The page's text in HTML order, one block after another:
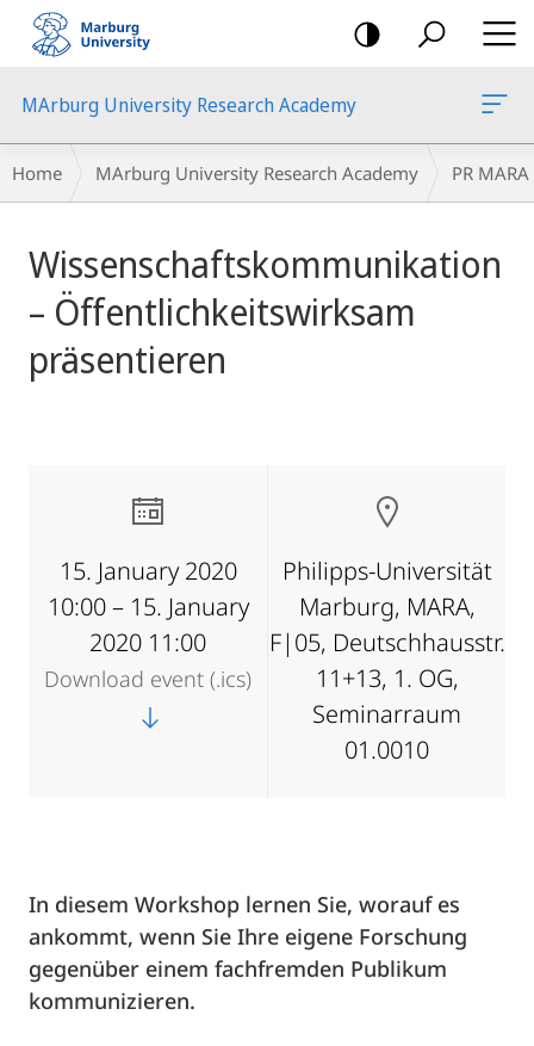
mobile
navigation
MArburg University Research Academy
Breadcrumb-
Navigation
Home MArburg University Research Academy PR MARA
content
Wissenschaftskommunikation
– Öffentlichkeitswirksam
präsentieren
15. January 2020
10:00 – 15. January
2020 11:00
Download event (.ics)
Philipps-Universität
Marburg, MARA,
F|05, Deutschhausstr.
11+13, 1. OG,
Seminarraum
01.0010
In diesem Workshop lernen Sie, worauf es
ankommt, wenn Sie Ihre eigene Forschung
gegenüber einem fachfremden Publikum
kommunizieren.